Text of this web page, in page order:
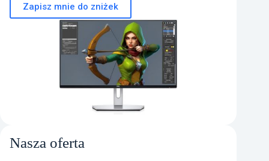
Zapisz mnie do zniżek
Nasza oferta